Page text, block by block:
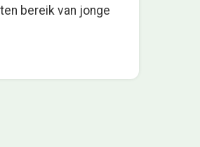
bereik van jonge